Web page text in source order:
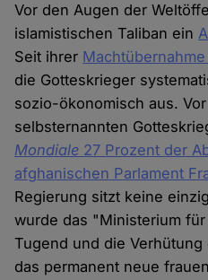
Vor den Augen der
islamistischen Taliban ein
Seit ihrer
die Gotteskrieger
sozio-ökonomisch aus.
selbsternannten
Mondiale 27 Prozent der
afghanischen Parlament
Regierung sitzt keine
wurde das "Ministerium
Tugend und die
das permanent neue